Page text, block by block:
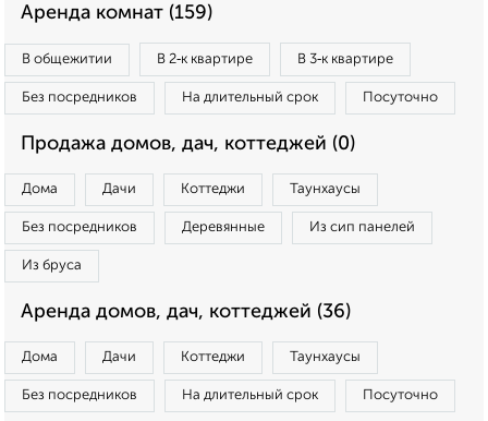
Аренда комнат (159)
В общежитии В 2‑к квартире В 3‑к квартире
Без посредников На длительный срок Посуточно
Продажа домов, дач, коттеджей (0)
Дома Дачи Коттеджи Таунхаусы
Без посредников Деревянные Из сип панелей
Из бруса
Аренда домов, дач, коттеджей (36)
Дома Дачи Коттеджи Таунхаусы
Без посредников На длительный срок Посуточно